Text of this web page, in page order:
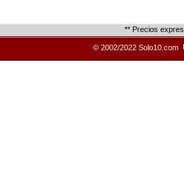
** Precios
© 2002/2022 Solo10.com